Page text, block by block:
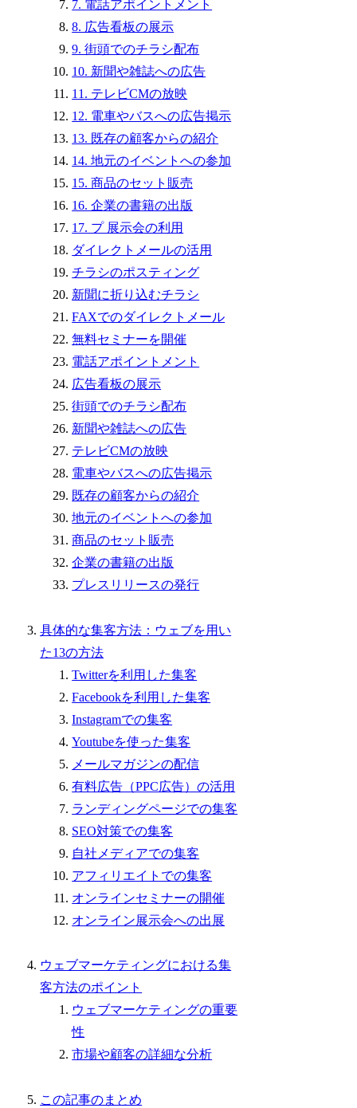
7. 電話アポイントメント
8. 広告看板の展示
9. 街頭でのチラシ配布
10. 新聞や雑誌への広告
11. テレビCMの放映
12. 電車やバスへの広告掲示
13. 既存の顧客からの紹介
14. 地元のイベントへの参加
15. 商品のセット販売
16. 企業の書籍の出版
17. プ 展示会の利用
ダイレクトメールの活用
チラシのポスティング
新聞に折り込むチラシ
FAXでのダイレクトメール
無料セミナーを開催
電話アポイントメント
広告看板の展示
街頭でのチラシ配布
新聞や雑誌への広告
テレビCMの放映
電車やバスへの広告掲示
既存の顧客からの紹介
地元のイベントへの参加
商品のセット販売
企業の書籍の出版
プレスリリースの発行
具体的な集客方法：ウェブを用い
た13の方法
Twitterを利用した集客
Facebookを利用した集客
Instagramでの集客
Youtubeを使った集客
メールマガジンの配信
有料広告（PPC広告）の活用
ランディングページでの集客
SEO対策での集客
自社メディアでの集客
アフィリエイトでの集客
オンラインセミナーの開催
オンライン展示会への出展
ウェブマーケティングにおける集
客方法のポイント
ウェブマーケティングの重要
性
市場や顧客の詳細な分析
この記事のまとめ